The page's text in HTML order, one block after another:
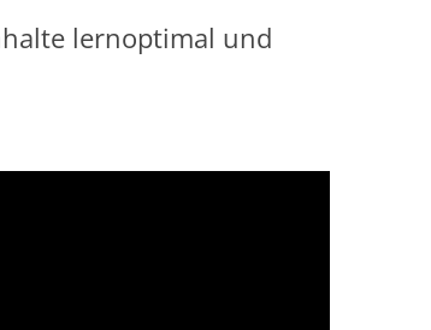
lernoptimal und